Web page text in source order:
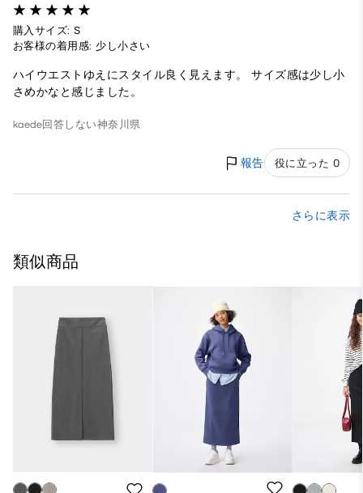
購入サイズ: S
お客様の着用感: 少し小さい
ハイウエストゆえにスタイル良く見えます。 サイズ感は少し小
さめかなと感じました。
kaede回答しない神奈川県
報告 役に立った 0
さらに表示
類似商品